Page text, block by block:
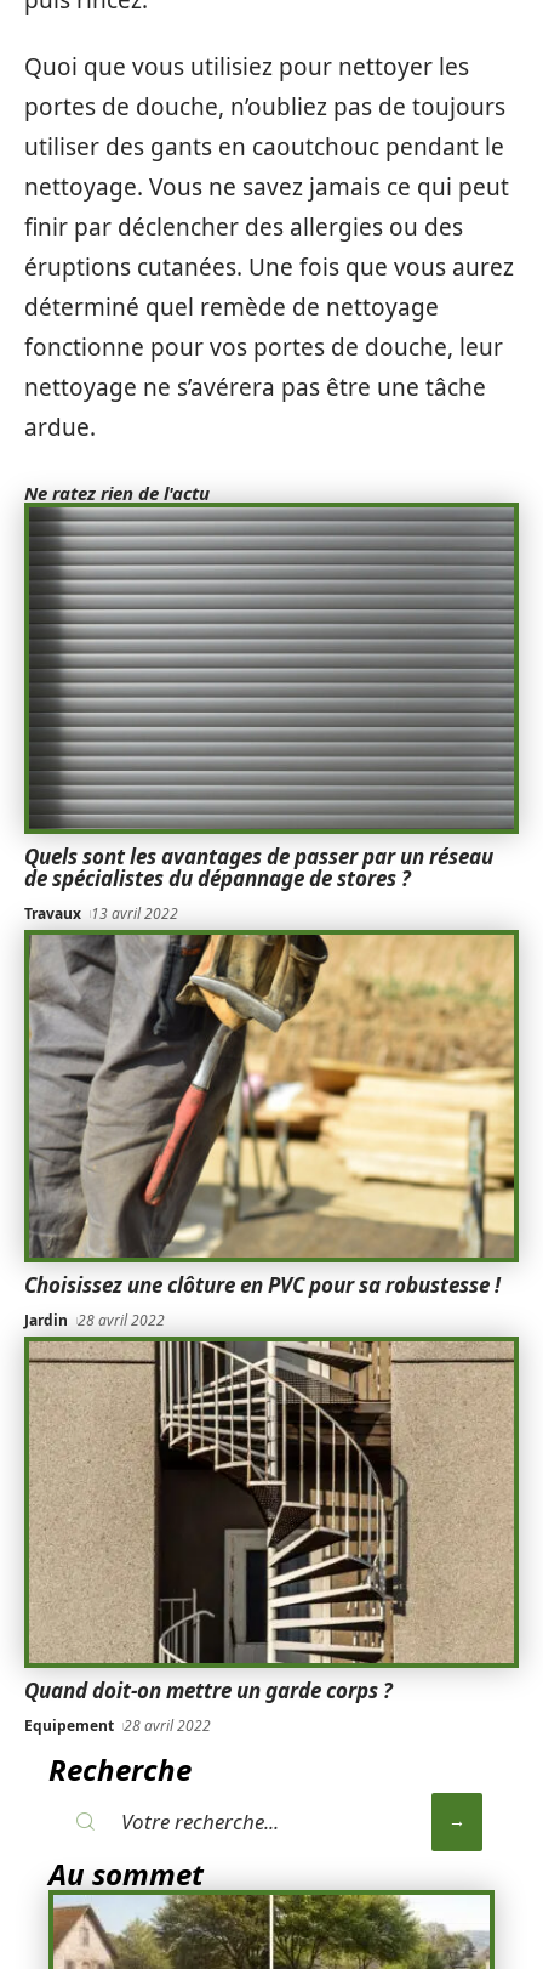
Quoi que vous utilisiez pour nettoyer les
portes de douche, n’oubliez pas de toujours
utiliser des gants en caoutchouc pendant le
nettoyage. Vous ne savez jamais ce qui peut
finir par déclencher des allergies ou des
éruptions cutanées. Une fois que vous aurez
déterminé quel remède de nettoyage
fonctionne pour vos portes de douche, leur
nettoyage ne s’avérera pas être une tâche
ardue.
Ne ratez rien de l'actu
Quels sont les avantages de passer par un réseau
de spécialistes du dépannage de stores ?
Travaux 13 avril 2022
Choisissez une clôture en PVC pour sa robustesse !
Jardin 28 avril 2022
Quand doit-on mettre un garde corps ?
Equipement 28 avril 2022
Recherche
Au sommet